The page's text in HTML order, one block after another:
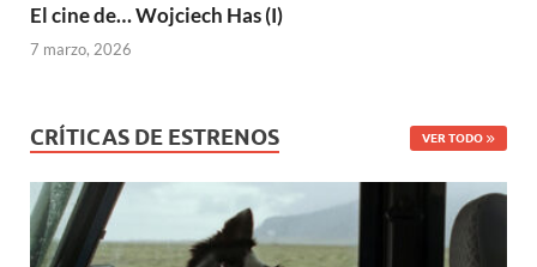
El cine de… Wojciech Has (I)
7 marzo, 2026
CRÍTICAS DE ESTRENOS VER TODO